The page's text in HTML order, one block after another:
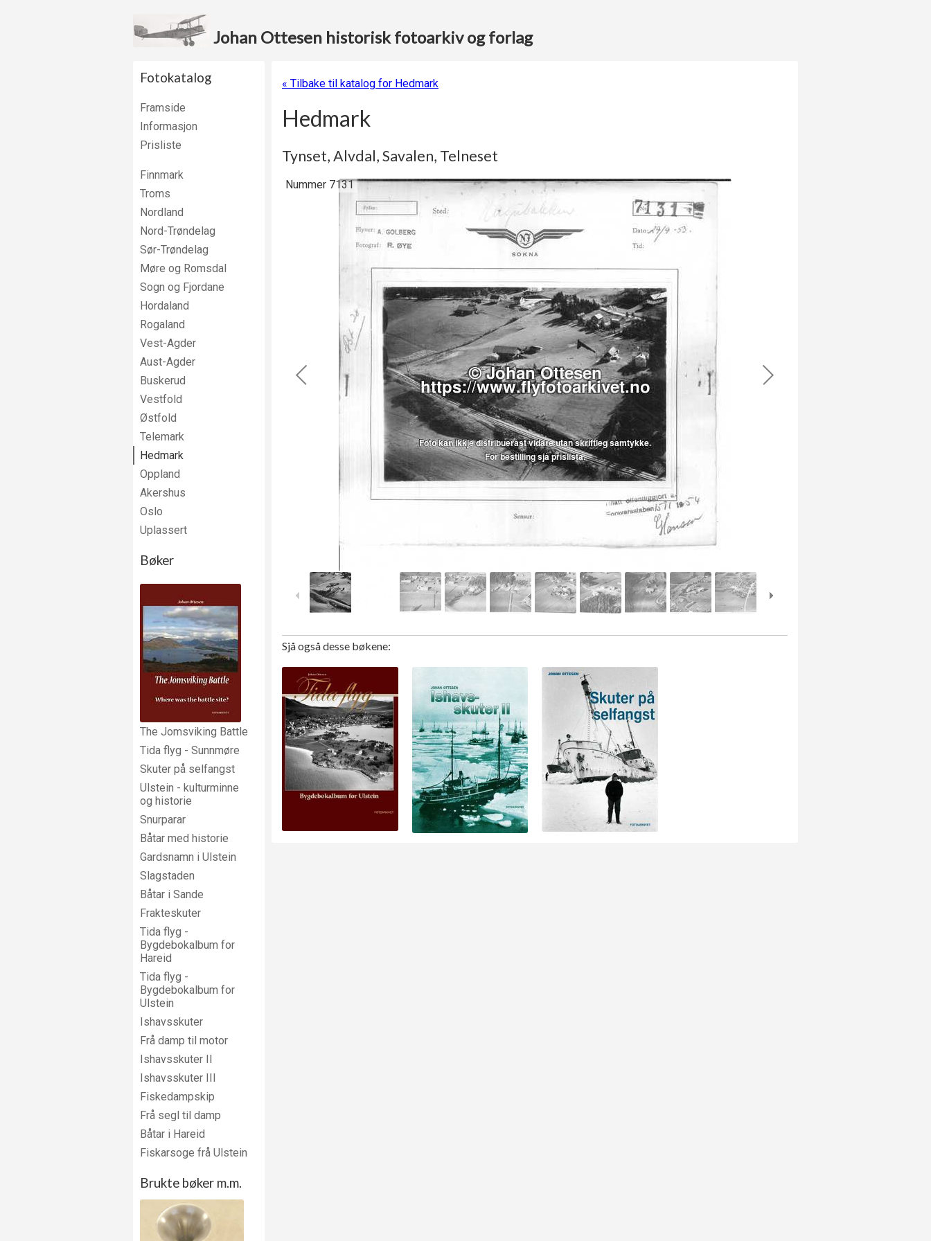
Johan Ottesen historisk fotoarkiv og forlag
Fotokatalog
Framside
Informasjon
Prisliste
Finnmark
Troms
Nordland
Nord-Trøndelag
Sør-Trøndelag
Møre og Romsdal
Sogn og Fjordane
Hordaland
Rogaland
Vest-Agder
Aust-Agder
Buskerud
Vestfold
Østfold
Telemark
Hedmark
Oppland
Akershus
Oslo
Uplassert
Bøker
The Jomsviking Battle
Tida flyg - Sunnmøre
Skuter på selfangst
Ulstein - kulturminne
og historie
Snurparar
Båtar med historie
Gardsnamn i Ulstein
Slagstaden
Båtar i Sande
Frakteskuter
Tida flyg -
Bygdebokalbum for
Hareid
Tida flyg -
Bygdebokalbum for
Ulstein
Ishavsskuter
Frå damp til motor
Ishavsskuter II
Ishavsskuter III
Fiskedampskip
Frå segl til damp
Båtar i Hareid
Fiskarsoge frå Ulstein
Brukte bøker m.m.
« Tilbake til katalog for Hedmark
Hedmark
Tynset, Alvdal, Savalen, Telneset
Nummer 7131
Sjå også desse bøkene: